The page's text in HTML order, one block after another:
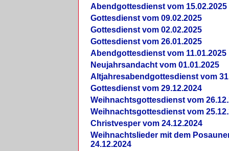
Abendgottesdienst vom 15.02.2025
Gottesdienst vom 09.02.2025
Gottesdienst vom 02.02.2025
Gottesdienst vom 26.01.2025
Abendgottesdienst vom 11.01.2025
Neujahrsandacht vom 01.01.2025
Altjahresabendgottesdienst vom
Gottesdienst vom 29.12.2024
Weihnachtsgottesdienst vom
Weihnachtsgottesdienst vom
Christvesper vom 24.12.2024
Weihnachtslieder mit dem
24.12.2024